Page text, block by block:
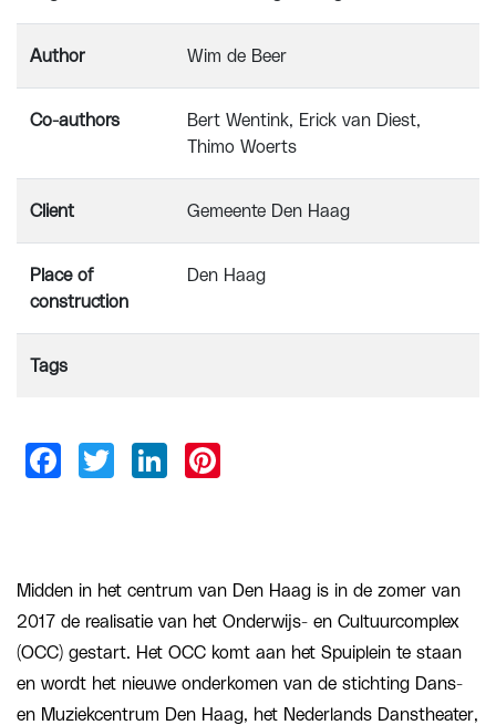
Author Wim de Beer
Co-authors
Bert Wentink, Erick van Diest,
Thimo Woerts
Client Gemeente Den Haag
Place of
construction
Den Haag
Tags
Midden in het centrum van Den Haag is in de zomer van
2017 de realisatie van het Onderwijs- en Cultuurcomplex
(OCC) gestart. Het OCC komt aan het Spuiplein te staan
en wordt het nieuwe onderkomen van de stichting Dans-
en Muziekcentrum Den Haag, het Nederlands Danstheater,